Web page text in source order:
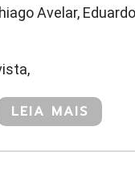
Avelar,
LEIA MAIS